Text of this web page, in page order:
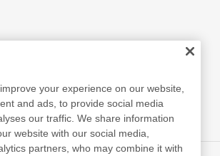
your experience on our website,
and ads, to provide social media
our traffic. We share information
website with our social media,
partners, who may combine it with